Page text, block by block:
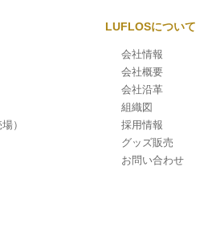
全1064回サマージャンボ抽選結果【有楽
）
LUFLOSについて
会社情報
会社概要
会社沿革
組織図
採用情報
グッズ販売
お問い合わせ